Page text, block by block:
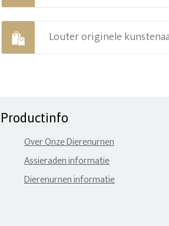
Louter originele
Productinfo
Over Onze Dierenurnen
Assieraden informatie
Dierenurnen informatie